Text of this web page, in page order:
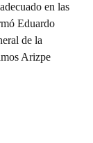
en las
Eduardo
de la
Arizpe